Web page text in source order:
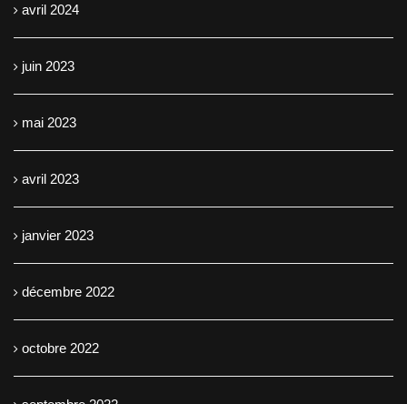
avril 2024
juin 2023
mai 2023
avril 2023
janvier 2023
décembre 2022
octobre 2022